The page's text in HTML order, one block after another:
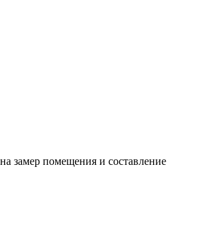
замер помещения и составление